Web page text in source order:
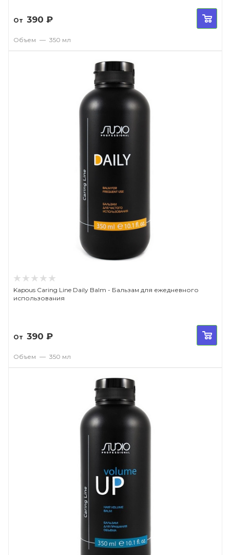
От 390 ₽
Объем — 350 мл
Kapous Caring Line Daily Balm - Бальзам для ежедневного
использования
От 390 ₽
Объем — 350 мл